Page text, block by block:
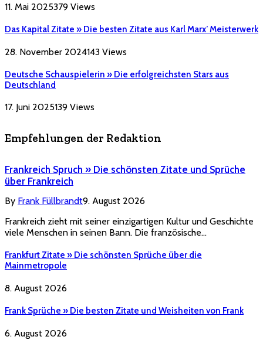
11. Mai 2025379 Views
Das Kapital Zitate » Die besten Zitate aus Karl Marx’ Meisterwerk
28. November 2024143 Views
Deutsche Schauspielerin » Die erfolgreichsten Stars aus
Deutschland
17. Juni 2025139 Views
Empfehlungen der Redaktion
Frankreich Spruch » Die schönsten Zitate und Sprüche
über Frankreich
By Frank Füllbrandt9. August 2026
Frankreich zieht mit seiner einzigartigen Kultur und Geschichte
viele Menschen in seinen Bann. Die französische…
Frankfurt Zitate » Die schönsten Sprüche über die
Mainmetropole
8. August 2026
Frank Sprüche » Die besten Zitate und Weisheiten von Frank
6. August 2026